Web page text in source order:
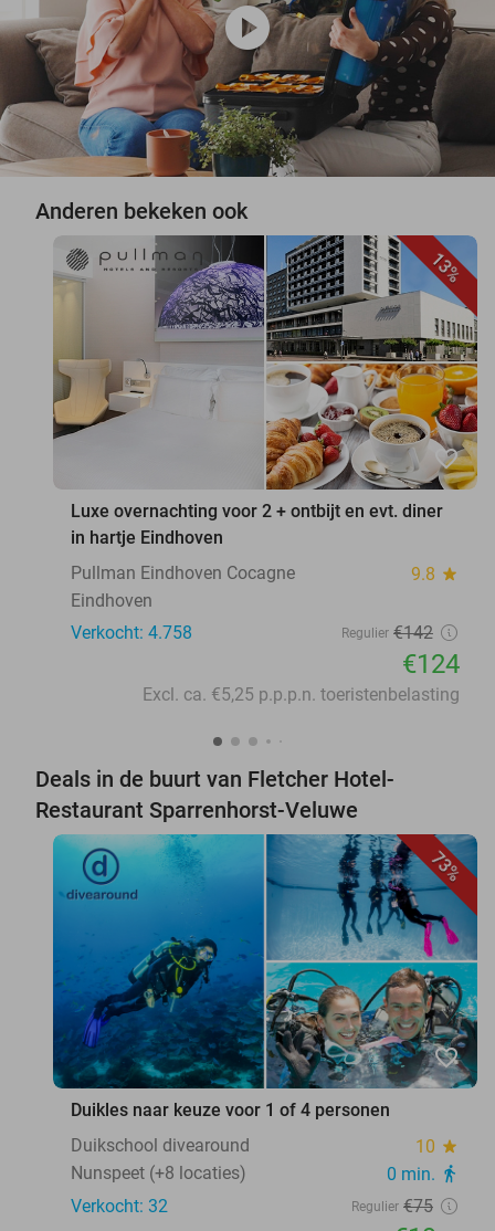
play_circle
Anderen bekeken ook
13%
favorite_border
Luxe overnachting voor 2 + ontbijt en evt. diner
in hartje Eindhoven
Pullman Eindhoven Cocagne
9.8 star
Eindhoven
Verkocht: 4.758
Regulier €142
€124
Excl. ca. €5,25 p.p.p.n. toeristenbelasting
Deals in de buurt van Fletcher Hotel-
Restaurant Sparrenhorst-Veluwe
73%
favorite_border
Duikles naar keuze voor 1 of 4 personen
Duikschool divearound
10 star
Nunspeet (+8 locaties) 0 min. directions_walk
Verkocht: 32 Regulier €75